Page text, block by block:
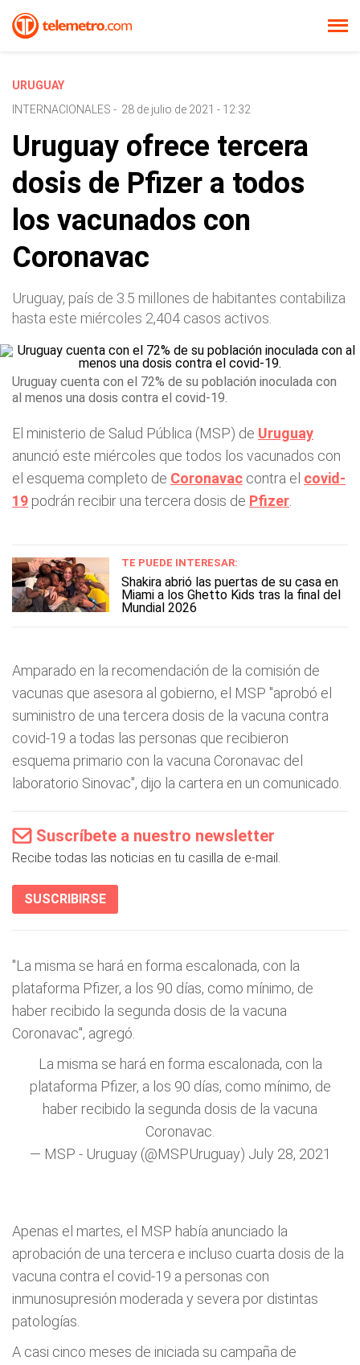
URUGUAY
INTERNACIONALES - 28 de julio de 2021 - 12:32
Uruguay ofrece tercera
dosis de Pfizer a todos
los vacunados con
Coronavac
Uruguay, país de 3.5 millones de habitantes contabiliza
hasta este miércoles 2,404 casos activos.
Uruguay cuenta con el 72% de su población inoculada con
al menos una dosis contra el covid-19.
El ministerio de Salud Pública (MSP) de Uruguay
anunció este miércoles que todos los vacunados con
el esquema completo de Coronavac contra el covid-
19 podrán recibir una tercera dosis de Pfizer
TE PUEDE INTERESAR:
Shakira abrió las puertas de su casa en
Miami a los Ghetto Kids tras la final del
Mundial 2026
Amparado en la recomendación de la comisión de
vacunas que asesora al gobierno, el MSP "aprobó el
suministro de una tercera dosis de la vacuna contra
covid-19 a todas las personas que recibieron
esquema primario con la vacuna Coronavac del
laboratorio Sinovac", dijo la cartera en un comunicado.
Suscríbete a nuestro newsletter
Recibe todas las noticias en tu casilla de e-mail.
SUSCRIBIRSE
"La misma se hará en forma escalonada, con la
plataforma Pfizer, a los 90 días, como mínimo, de
haber recibido la segunda dosis de la vacuna
Coronavac", agregó.
La misma se hará en forma escalonada, con la
plataforma Pfizer, a los 90 días, como mínimo, de
haber recibido la segunda dosis de la vacuna
Coronavac.
— MSP - Uruguay (@MSPUruguay) July 28, 2021
Apenas el martes, el MSP había anunciado la
aprobación de una tercera e incluso cuarta dosis de la
vacuna contra el covid-19 a personas con
inmunosupresión moderada y severa por distintas
patologías.
A casi cinco meses de iniciada su campaña de